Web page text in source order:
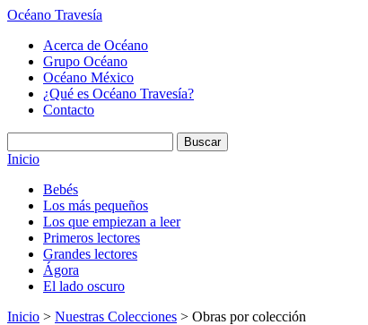
Océano Travesía
Acerca de Océano
Grupo Océano
Océano México
¿Qué es Océano Travesía?
Contacto
Inicio
Bebés
Los más pequeños
Los que empiezan a leer
Primeros lectores
Grandes lectores
Ágora
El lado oscuro
Inicio > Nuestras Colecciones > Obras por colección